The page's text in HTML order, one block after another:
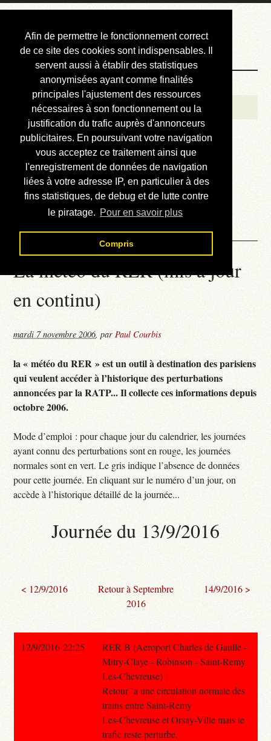
Afin de permettre le fonctionnement correct
de ce site des cookies sont indispensables. Il
servent aussi à établir des statistiques
anonymisées ayant comme finalités
principales l'ajustement des ressources
nécessaires à son fonctionnement ou la
justification du trafic auprès d'annonceurs
publicitaires. En poursuivant votre navigation
vous acceptez ce traitement ainsi que
l'enregistrement de données de navigation
liées à votre adresse IP, en particulier à des
fins statistiques, de debug et de lutte contre
le piratage. Pour en savoir plus
Compris
Courbis, « LE »
Blog Officiel
Bienvenue
Réalisations
Divers (et d’été)
Annonces
Liens externes
Téléchargement
Contact
La météo du RER (mis à jour
en continu)
mardi 7 novembre 2006,parPaul Courbis
la « météo du RER » est un outil à destination des parisiens
qui veulent accéder à l’historique des perturbations
annoncées par la RATP... Il collecte ces informations depuis
octobre 2006.
Mode d’emploi : pour chaque jour du calendrier, les journées
ayant connu des perturbations sont en rouge, les journées
normales sont en vert. Le gris indique l’absence de données
pour cette journée. En cliquant sur le numéro d’un jour, on
accède à l’historique détaillé de la journée...
Journée du 13/9/2016
< 12/9/2016
Retour à Septembre
2016
14/9/2016 >
12/9/2016 22:25
RER B (Aeroport Charles de Gaulle -
Mitry-Claye - Robinson - Saint-Remy
Les-Chevreuse) :
Retour `a une circulation normale des
trains entre Saint-Remy
Les-Chevreuse et Orsay-Ville mais le
trafic reste perturbe.